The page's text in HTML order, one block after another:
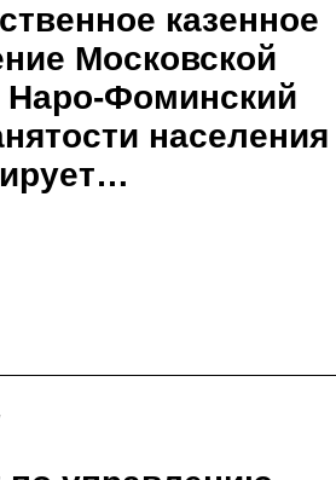
казенное
Московской
Наро-Фоминский
населения